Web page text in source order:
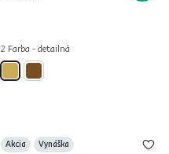
2 Farba - detailná
Akcia Vynáška